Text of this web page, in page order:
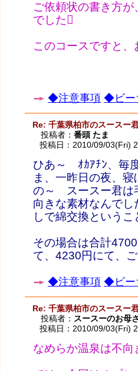
ご依頼状の書き方
でした
このコースですと
◆注意事項 ◆ビー
Re: 千葉県柏市のスースー
投稿者： 番頭 たま
投稿日：2010/09/03(Fri)
ひあ～ ｵｶｱﾁﾝ、毎
ま、一昨日の夜、
の～ スースー君は
向きな素材なんで
しで綿交換という
その場合は合計
て、4230円にて、
◆注意事項 ◆ビー
Re: 千葉県柏市のスースー
投稿者： スースーのお母
投稿日：2010/09/03(Fri)
なめらか温泉は不